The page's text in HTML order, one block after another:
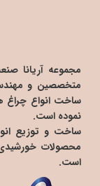
متخصصین و
ساخت انواع چراغ
نموده است.
ساخت و توزیع
محصولات
است.